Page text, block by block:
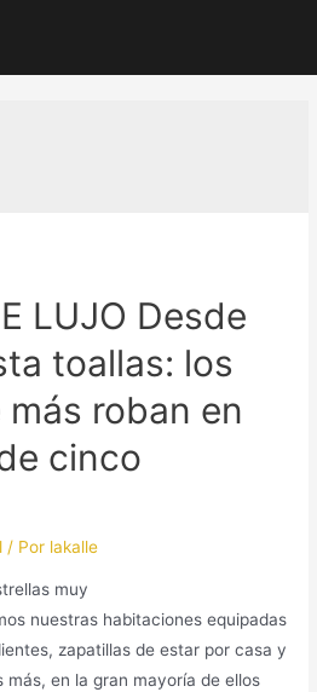
LUJO Desde
toallas: los
roban en
cinco
/ Por lakalle
muy
nuestras habitaciones equipadas
zapatillas de estar por casa y
más, en la gran mayoría de ellos